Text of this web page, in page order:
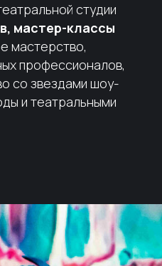
студии
мастер-классы
мастерство,
профессионалов,
со звездами шоу-
и театральными